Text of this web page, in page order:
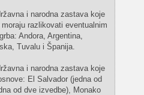
i narodna zastava koje
razlikovati eventualnim
Andora, Argentina,
Tuvalu i Španija.
i narodna zastava koje
El Salvador (jedna od
od dve izvedbe), Monako